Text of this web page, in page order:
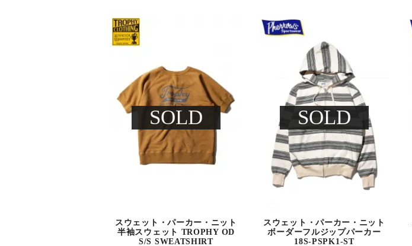
SOLD
スウェット・パーカー・ニット
半袖スウェット TROPHY OD
S/S SWEATSHIRT
SOLD
スウェット・パーカー・ニット
ボーダーフルジップパーカー
18S-PSPK1-ST